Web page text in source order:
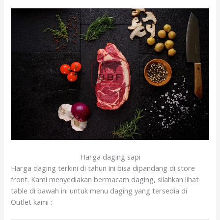
Harga daging sapi
Harga daging terkini di tahun ini bisa dipandang di store
front. Kami menyediakan bermacam daging, silahkan lihat
table di bawah ini untuk menu daging yang tersedia di
Outlet kami :